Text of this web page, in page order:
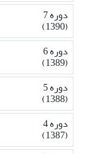
دوره 7
(1390)
دوره 6
(1389)
دوره 5
(1388)
دوره 4
(1387)